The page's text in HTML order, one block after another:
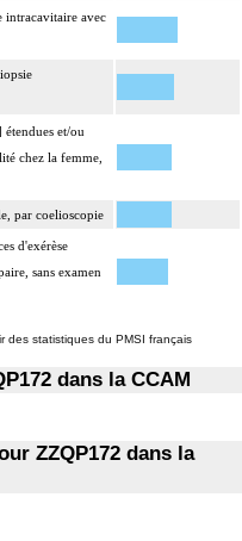
intracavitaire avec
et/ou
chez la femme,
par coelioscopie
d'exérèse
sans examen
des statistiques du PMSI français
dans la CCAM
ZZQP172 dans la